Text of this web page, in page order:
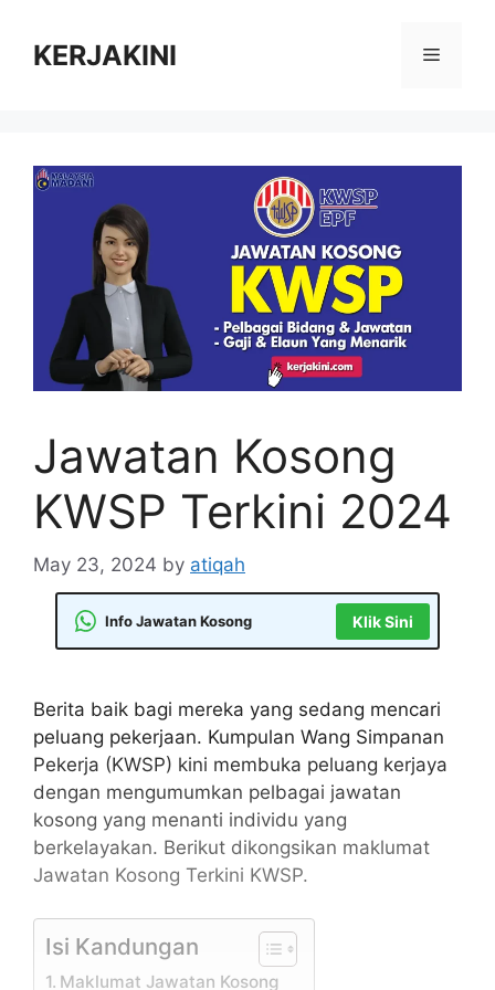
contentKERJAKINI Menu
Jawatan Kosong
KWSP Terkini 2024
May 23, 2024 by atiqah
Info Jawatan Kosong Klik Sini
Berita baik bagi mereka yang sedang mencari
peluang pekerjaan. Kumpulan Wang Simpanan
Pekerja (KWSP) kini membuka peluang kerjaya
dengan mengumumkan pelbagai jawatan
kosong yang menanti individu yang
berkelayakan. Berikut dikongsikan maklumat
Jawatan Kosong Terkini KWSP.
Isi Kandungan
Maklumat Jawatan Kosong